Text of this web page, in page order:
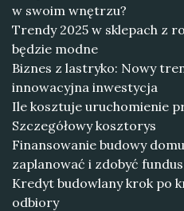
w swoim wnętrzu?
Trendy 2025 w sklepach z
będzie modne
Biznes z lastryko: Nowy
innowacyjna inwestycja
Ile kosztuje uruchomienie
Szczegółowy kosztorys
Finansowanie budowy
zaplanować i zdobyć
Kredyt budowlany krok po
odbiory